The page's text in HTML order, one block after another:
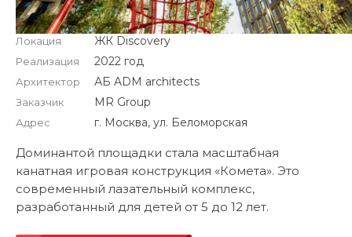
Локация
Реализация
Архитектор
Заказчик
Адрес
ЖК Discovery
2022 год
АБ ADM architects
MR Group
г. Москва, ул. Беломорская
Доминантой площадки стала масштабная
канатная игровая конструкция «Комета». Это
современный лазательный комплекс,
разработанный для детей от 5 до 12 лет.